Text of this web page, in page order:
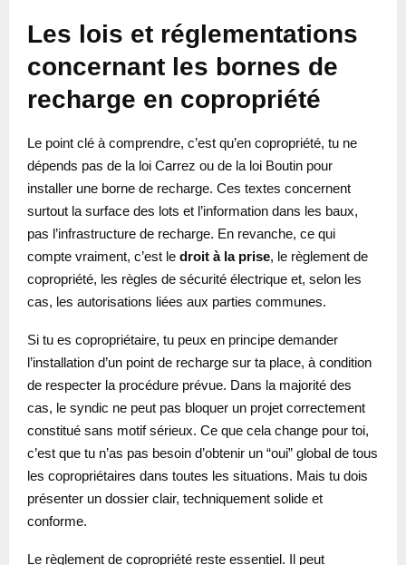
Les lois et réglementations
concernant les bornes de
recharge en copropriété
Le point clé à comprendre, c’est qu’en copropriété, tu ne
dépends pas de la loi Carrez ou de la loi Boutin pour
installer une borne de recharge. Ces textes concernent
surtout la surface des lots et l’information dans les baux,
pas l’infrastructure de recharge. En revanche, ce qui
compte vraiment, c’est le droit à la prise, le règlement de
copropriété, les règles de sécurité électrique et, selon les
cas, les autorisations liées aux parties communes.
Si tu es copropriétaire, tu peux en principe demander
l’installation d’un point de recharge sur ta place, à condition
de respecter la procédure prévue. Dans la majorité des
cas, le syndic ne peut pas bloquer un projet correctement
constitué sans motif sérieux. Ce que cela change pour toi,
c’est que tu n’as pas besoin d’obtenir un “oui” global de tous
les copropriétaires dans toutes les situations. Mais tu dois
présenter un dossier clair, techniquement solide et
conforme.
Le règlement de copropriété reste essentiel. Il peut